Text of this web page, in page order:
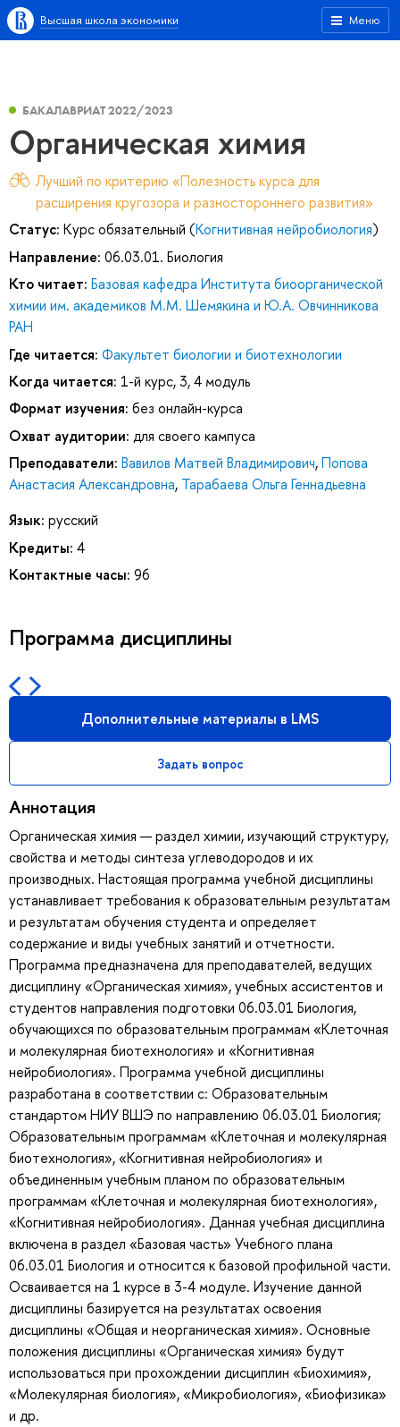
Меню
Высшая школа экономики
БАКАЛАВРИАТ 2022/2023
Органическая химия
Лучший по критерию «Полезность курса для
расширения кругозора и разностороннего развития»
Статус: Курс обязательный (Когнитивная нейробиология)
Направление: 06.03.01. Биология
Кто читает: Базовая кафедра Института биоорганической
химии им. академиков М.М. Шемякина и Ю.А. Овчинникова
РАН
Где читается: Факультет биологии и биотехнологии
Когда читается: 1-й курс, 3, 4 модуль
Формат изучения: без онлайн-курса
Охват аудитории: для своего кампуса
Преподаватели: Вавилов Матвей Владимирович,Попова
Анастасия Александровна, Тарабаева Ольга Геннадьевна
Язык: русский
Кредиты: 4
Контактные часы: 96
Программа дисциплины
Дополнительные материалы в LMS
Задать вопрос
Аннотация
Органическая химия — раздел химии, изучающий структуру,
свойства и методы синтеза углеводородов и их
производных. Настоящая программа учебной дисциплины
устанавливает требования к образовательным результатам
и результатам обучения студента и определяет
содержание и виды учебных занятий и отчетности.
Программа предназначена для преподавателей, ведущих
дисциплину «Органическая химия», учебных ассистентов и
студентов направления подготовки 06.03.01 Биология,
обучающихся по образовательным программам «Клеточная
и молекулярная биотехнология» и «Когнитивная
нейробиология». Программа учебной дисциплины
разработана в соответствии с: Образовательным
стандартом НИУ ВШЭ по направлению 06.03.01 Биология;
Образовательным программам «Клеточная и молекулярная
биотехнология», «Когнитивная нейробиология» и
объединенным учебным планом по образовательным
программам «Клеточная и молекулярная биотехнология»,
«Когнитивная нейробиология». Данная учебная дисциплина
включена в раздел «Базовая часть» Учебного плана
06.03.01 Биология и относится к базовой профильной части.
Осваивается на 1 курсе в 3-4 модуле. Изучение данной
дисциплины базируется на результатах освоения
дисциплины «Общая и неорганическая химия». Основные
положения дисциплины «Органическая химия» будут
использоваться при прохождении дисциплин «Биохимия»,
«Молекулярная биология», «Микробиология», «Биофизика»
и др.